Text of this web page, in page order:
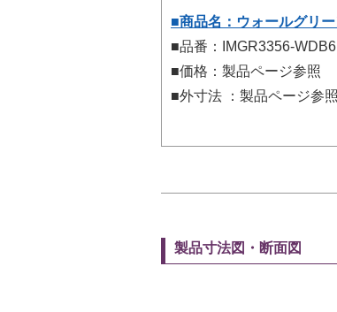
■商品名：ウォールグリ
■品番：IMGR3356-WDB6
■価格：製品ページ参照
■外寸法 ：製品ページ参照
製品寸法図・断面図